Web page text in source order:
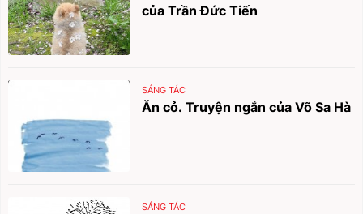
của Trần Đức Tiến
SÁNG TÁC
Ăn cỏ. Truyện ngắn của Võ Sa Hà
SÁNG TÁC